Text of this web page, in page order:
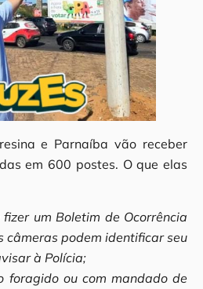
e Parnaíba vão receber
em 600 postes. O que elas
um Boletim de Ocorrência
câmeras podem identificar seu
à Polícia;
foragido ou com mandado de